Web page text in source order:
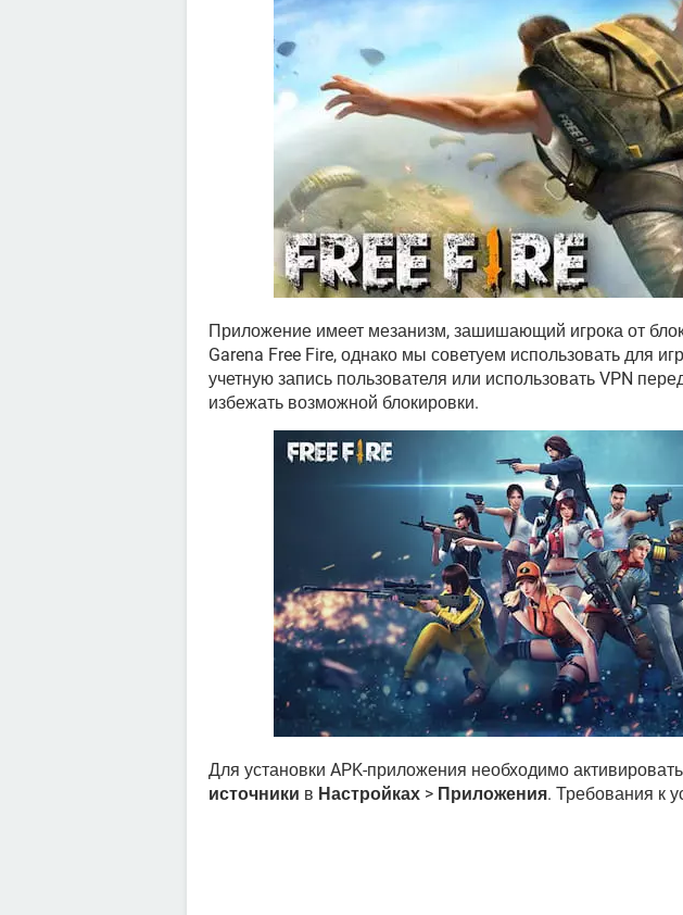
Приложение имеет мезанизм, зашишающий игрока от
Garena Free Fire, однако мы советуем использовать для
учетную запись пользователя или использовать VPN
избежать возможной блокировки.
Для установки APK-приложения необходимо
источники в Настройках > Приложения. Требования к